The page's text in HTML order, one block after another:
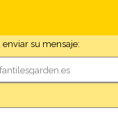
enviar su mensaje: